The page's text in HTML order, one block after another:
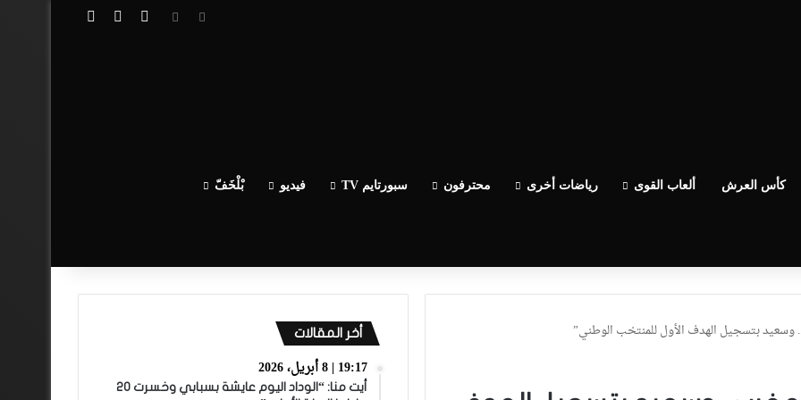
الوداد عيط ليهم قاضي التحقيق.. دابا حتى شي واحد ما بقا باغي يعاون” تسجيل الدخول
مقال عشوائي
كأس العرش ألعاب القوى رياضات أخرى محترفون سبورتايم TV فيديو بْلْخَفّ
وسعيد بتسجيل الهدف الأول للمنتخب الوطني”
أخر المقالات
19:17 | 8 أبريل، 2026
أيت منا: “الوداد اليوم عايشة بسبابي وخسرت 20